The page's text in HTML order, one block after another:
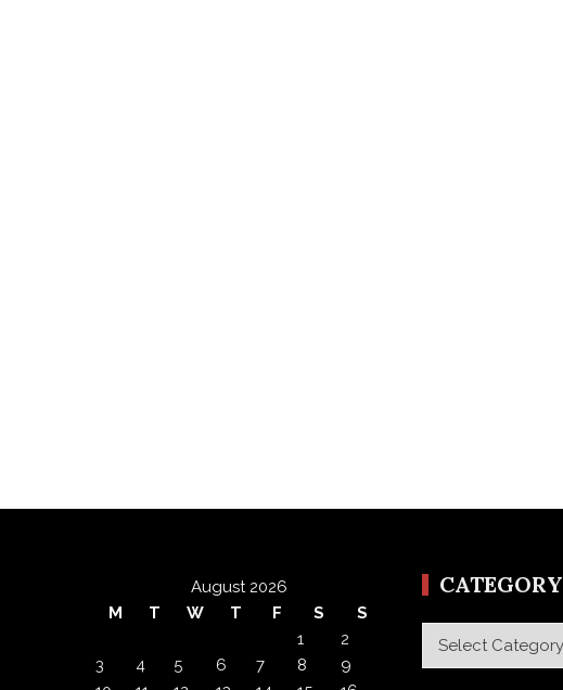
August 2026
M
T W T F S
S
1
2
3
4 5 6 7 8
9
CATEGORY
Category